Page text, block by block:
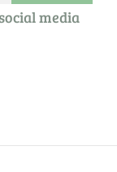
media
Twitter
Buik op Instagram